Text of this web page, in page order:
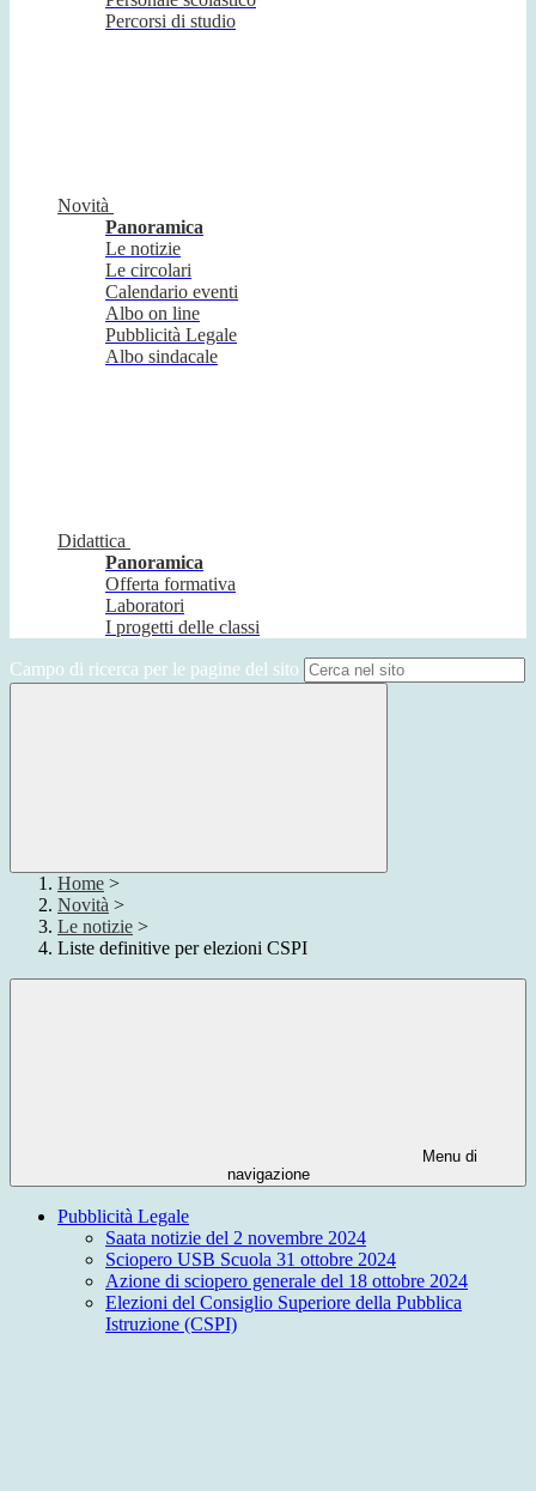
Percorsi di studio
Novità
Panoramica
Le notizie
Le circolari
Calendario eventi
Albo on line
Pubblicità Legale
Albo sindacale
Didattica
Panoramica
Offerta formativa
Laboratori
I progetti delle classi
Campo di ricerca per le pagine del sito
Home >
Novità >
Le notizie >
Liste definitive per elezioni CSPI
Menu di
navigazione
Pubblicità Legale
Saata notizie del 2 novembre 2024
Sciopero USB Scuola 31 ottobre 2024
Azione di sciopero generale del 18 ottobre 2024
Elezioni del Consiglio Superiore della Pubblica
Istruzione (CSPI)